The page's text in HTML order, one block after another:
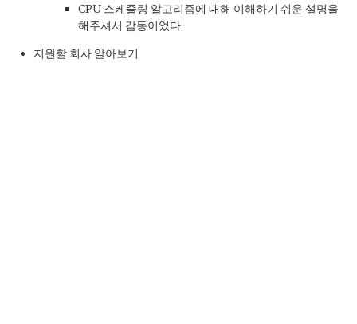
CPU 스케줄링 알고리즘에 대해 이해하기 쉬운 설명을
해주셔서 감동이었다.
지원할 회사 알아보기